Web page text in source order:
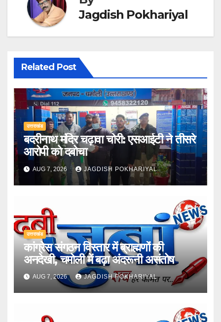
Jagdish Pokhariyal
Related Post
उत्तराखंड
बदरीनाथ मंदिर चढ़ावा चोरी: एसआईटी ने तीसरे
आरोपी को दबोचा
AUG 7, 2026 JAGDISH POKHARIYAL
उत्तराखंड
कांग्रेस संगठन विस्तार में ब्राह्मणों की
अनदेखी, चमोली में बढ़ा अंदरूनी असंतोष
AUG 7, 2026 JAGDISH POKHARIYAL